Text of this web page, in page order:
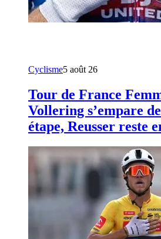
Cyclisme5 août 26
Tour de France
Vollering s’empare
étape, Reusser reste